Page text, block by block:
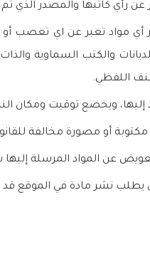
رأي كاتبها والمصدر الذي
مواد تعبر عن اي تعصب أو
والكتب السماوية
اللفظي.
إليها، ويخضع توقيت ومكان
أو مصورة مخالفة
عن المواد المرسلة
يطلب نشر مادة في الموقع